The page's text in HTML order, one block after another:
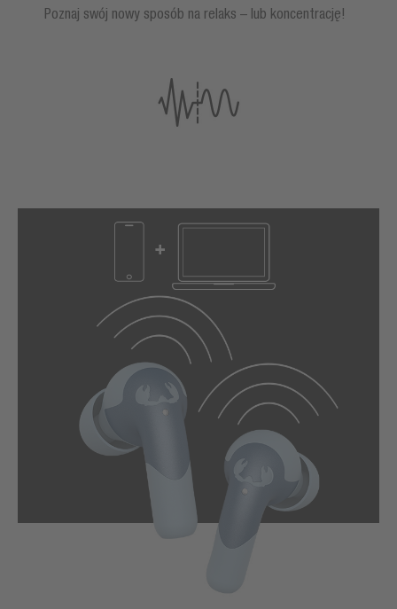
Poznaj swój nowy sposób na relaks – lub koncentrację!